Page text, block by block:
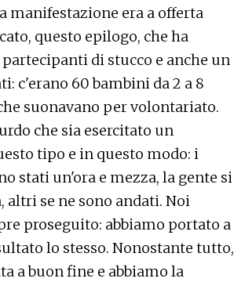
manifestazione era a offerta
questo epilogo, che ha
di stucco e anche un
c'erano 60 bambini da 2 a 8
suonavano per volontariato.
che sia esercitato un
tipo e in questo modo: i
stati un'ora e mezza, la gente si
altri se ne sono andati. Noi
proseguito: abbiamo portato a
lo stesso. Nonostante tutto,
a buon fine e abbiamo la